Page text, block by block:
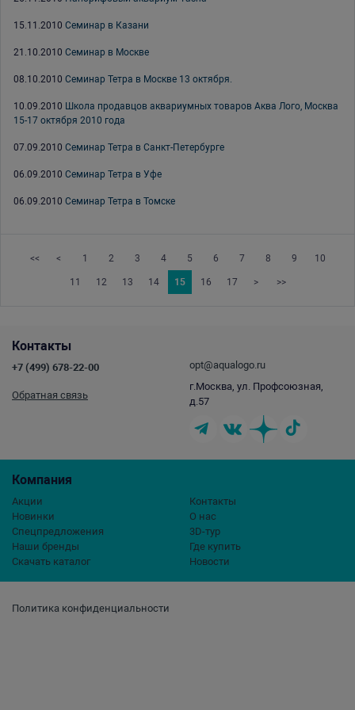
15.11.2010 Семинар в Казани
21.10.2010 Семинар в Москве
08.10.2010 Семинар Тетра в Москве 13 октября.
10.09.2010 Школа продавцов аквариумных товаров Аква Лого, Москва
15-17 октября 2010 года
07.09.2010 Семинар Тетра в Санкт-Петербурге
06.09.2010 Семинар Тетра в Уфе
06.09.2010 Семинар Тетра в Томске
<< < 1 2 3 4 5 6 7 8 9 10
11 12 13 14 15 16 17 > >>
Политика конфиденциальности
Компания
Акции
Новинки
Спецпредложения
Наши бренды
Скачать каталог
Контакты
О нас
3D-тур
Где купить
Новости
Контакты
+7 (499) 678-22-00
Обратная связь
opt@aqualogo.ru
г.Москва, ул. Профсоюзная,
д.57